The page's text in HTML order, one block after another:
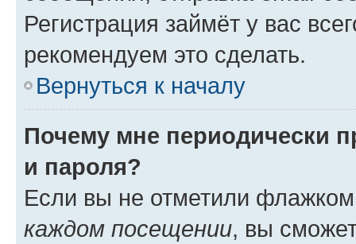
Регистрация займёт у вас
рекомендуем это сделать.
Вернуться к началу
Почему мне периодически
и пароля?
Если вы не отметили
каждом посещении, вы